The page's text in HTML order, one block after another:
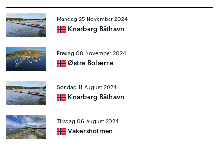
Mandag 25 November 2024
Knarberg Båthavn
Fredag 08 November 2024
Østre Bolærne
Søndag 11 August 2024
Knarberg Båthavn
Tirsdag 06 August 2024
Vakersholmen